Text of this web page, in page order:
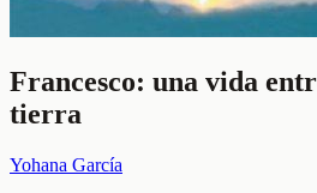
Francesco: una vida
tierra
Yohana García